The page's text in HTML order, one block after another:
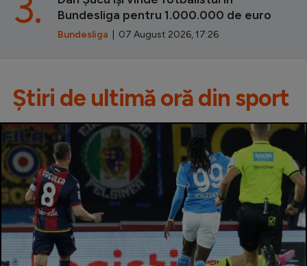
Bundesliga pentru 1.000.000 de euro
Bundesliga | 07 August 2026, 17:26
Știri de ultimă oră din sport